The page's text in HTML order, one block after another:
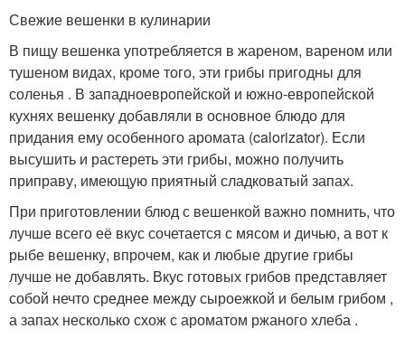
Свежие вешенки в кулинарии
В пищу вешенка употребляется в жареном, вареном или
тушеном видах, кроме того, эти грибы пригодны для
соленья . В западноевропейской и южно-европейской
кухнях вешенку добавляли в основное блюдо для
придания ему особенного аромата (calorizator). Если
высушить и растереть эти грибы, можно получить
приправу, имеющую приятный сладковатый запах.
При приготовлении блюд с вешенкой важно помнить, что
лучше всего её вкус сочетается с мясом и дичью, а вот к
рыбе вешенку, впрочем, как и любые другие грибы
лучше не добавлять. Вкус готовых грибов представляет
собой нечто среднее между сыроежкой и белым грибом ,
а запах несколько схож с ароматом ржаного хлеба .